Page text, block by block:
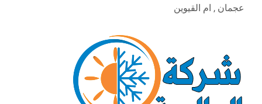
عجمان , ام القيوين